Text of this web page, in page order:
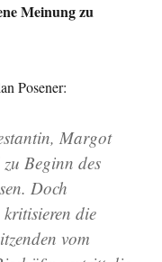
Meinung zu
Posener:
Margot
Beginn des
Doch
die
vom